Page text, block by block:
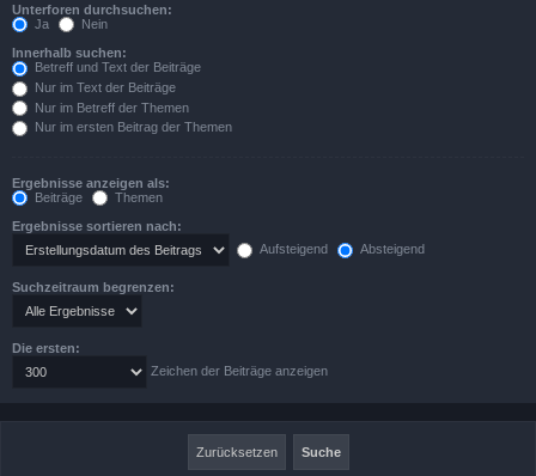
Unterforen durchsuchen:
Ja
Nein
Innerhalb suchen:
Betreff und Text der Beiträge
Nur im Text der Beiträge
Nur im Betreff der Themen
Nur im ersten Beitrag der Themen
Ergebnisse anzeigen als:
Beiträge
Themen
Ergebnisse sortieren nach:
Aufsteigend
Absteigend
Suchzeitraum begrenzen:
Die ersten:
Zeichen der Beiträge anzeigen